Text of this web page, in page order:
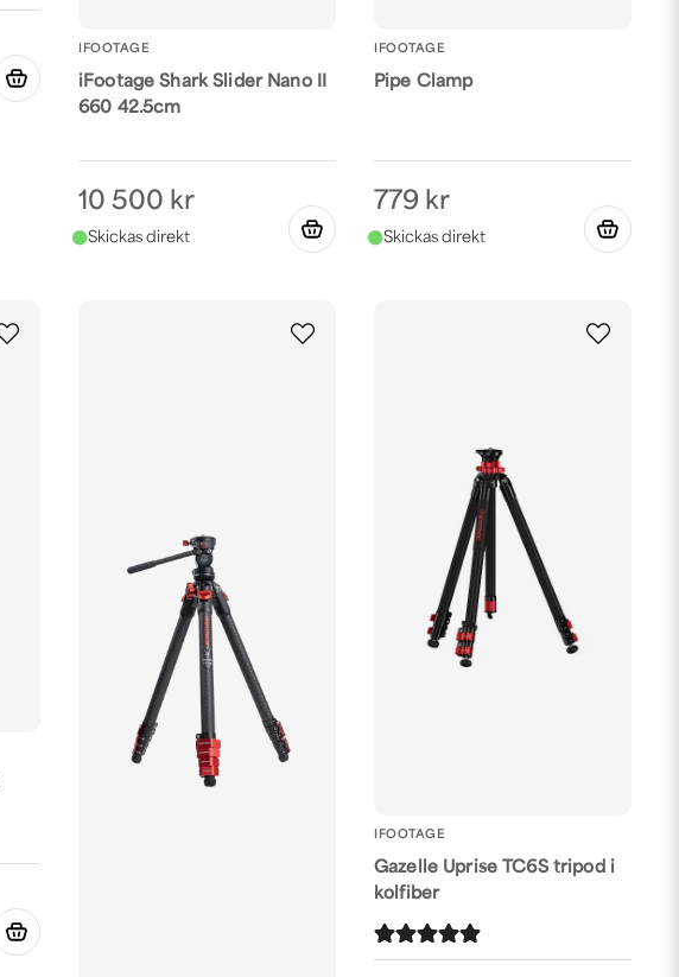
IFOOTAGE
iFootage Shark Slider Nano II
660 42.5cm
10 500 kr
IFOOTAGE
Pipe Clamp
779 kr
IFOOTAGE
Gazelle Uprise TC6S tripod i
kolfiber